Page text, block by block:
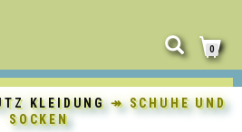
0
KLEIDUNG↠ SCHUHE UND
SOCKEN